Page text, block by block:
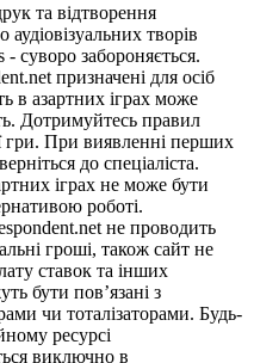
та відтворення
творів
суворо забороняється.
призначені для осіб
в азартних іграх може
Дотримуйтесь правил
гри. При виявленні перших
до спеціаліста.
іграх не може бути
роботі.
не проводить
гроші, також сайт не
ставок та інших
бути пов’язані з
чи тоталізаторами. Будь-
ресурсі
виключно в